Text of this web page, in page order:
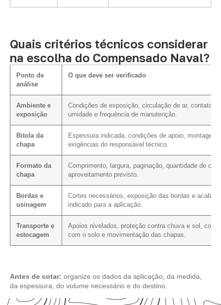
Quais critérios técnicos considerar
na escolha do Compensado Naval?
Ponto de
análise
O que deve ser verificado
Ambiente e
exposição
Condições de exposição, circulação de ar, contato
umidade e frequência de manutenção.
Bitola da
chapa
Espessura indicada, condições de apoio, montagem
exigências do responsável técnico.
Formato da
chapa
Comprimento, largura, paginação, quantidade de
aproveitamento previsto.
Bordas e
usinagem
Cortes necessários, exposição das bordas e
indicado para a aplicação.
Transporte e
estocagem
Apoios nivelados, proteção contra chuva e sol,
com o solo e movimentação das chapas.
Antes de cotar: organize os dados da aplicação, da medida,
da espessura, do volume necessário e do destino.